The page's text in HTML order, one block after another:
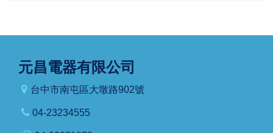
元昌電器有限公司
台中市南屯區大墩路902號
04-23234555